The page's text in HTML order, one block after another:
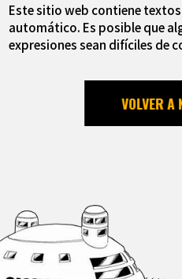
Este sitio web contiene
automático. Es posible que
expresiones sean difíciles de
VOLVER A